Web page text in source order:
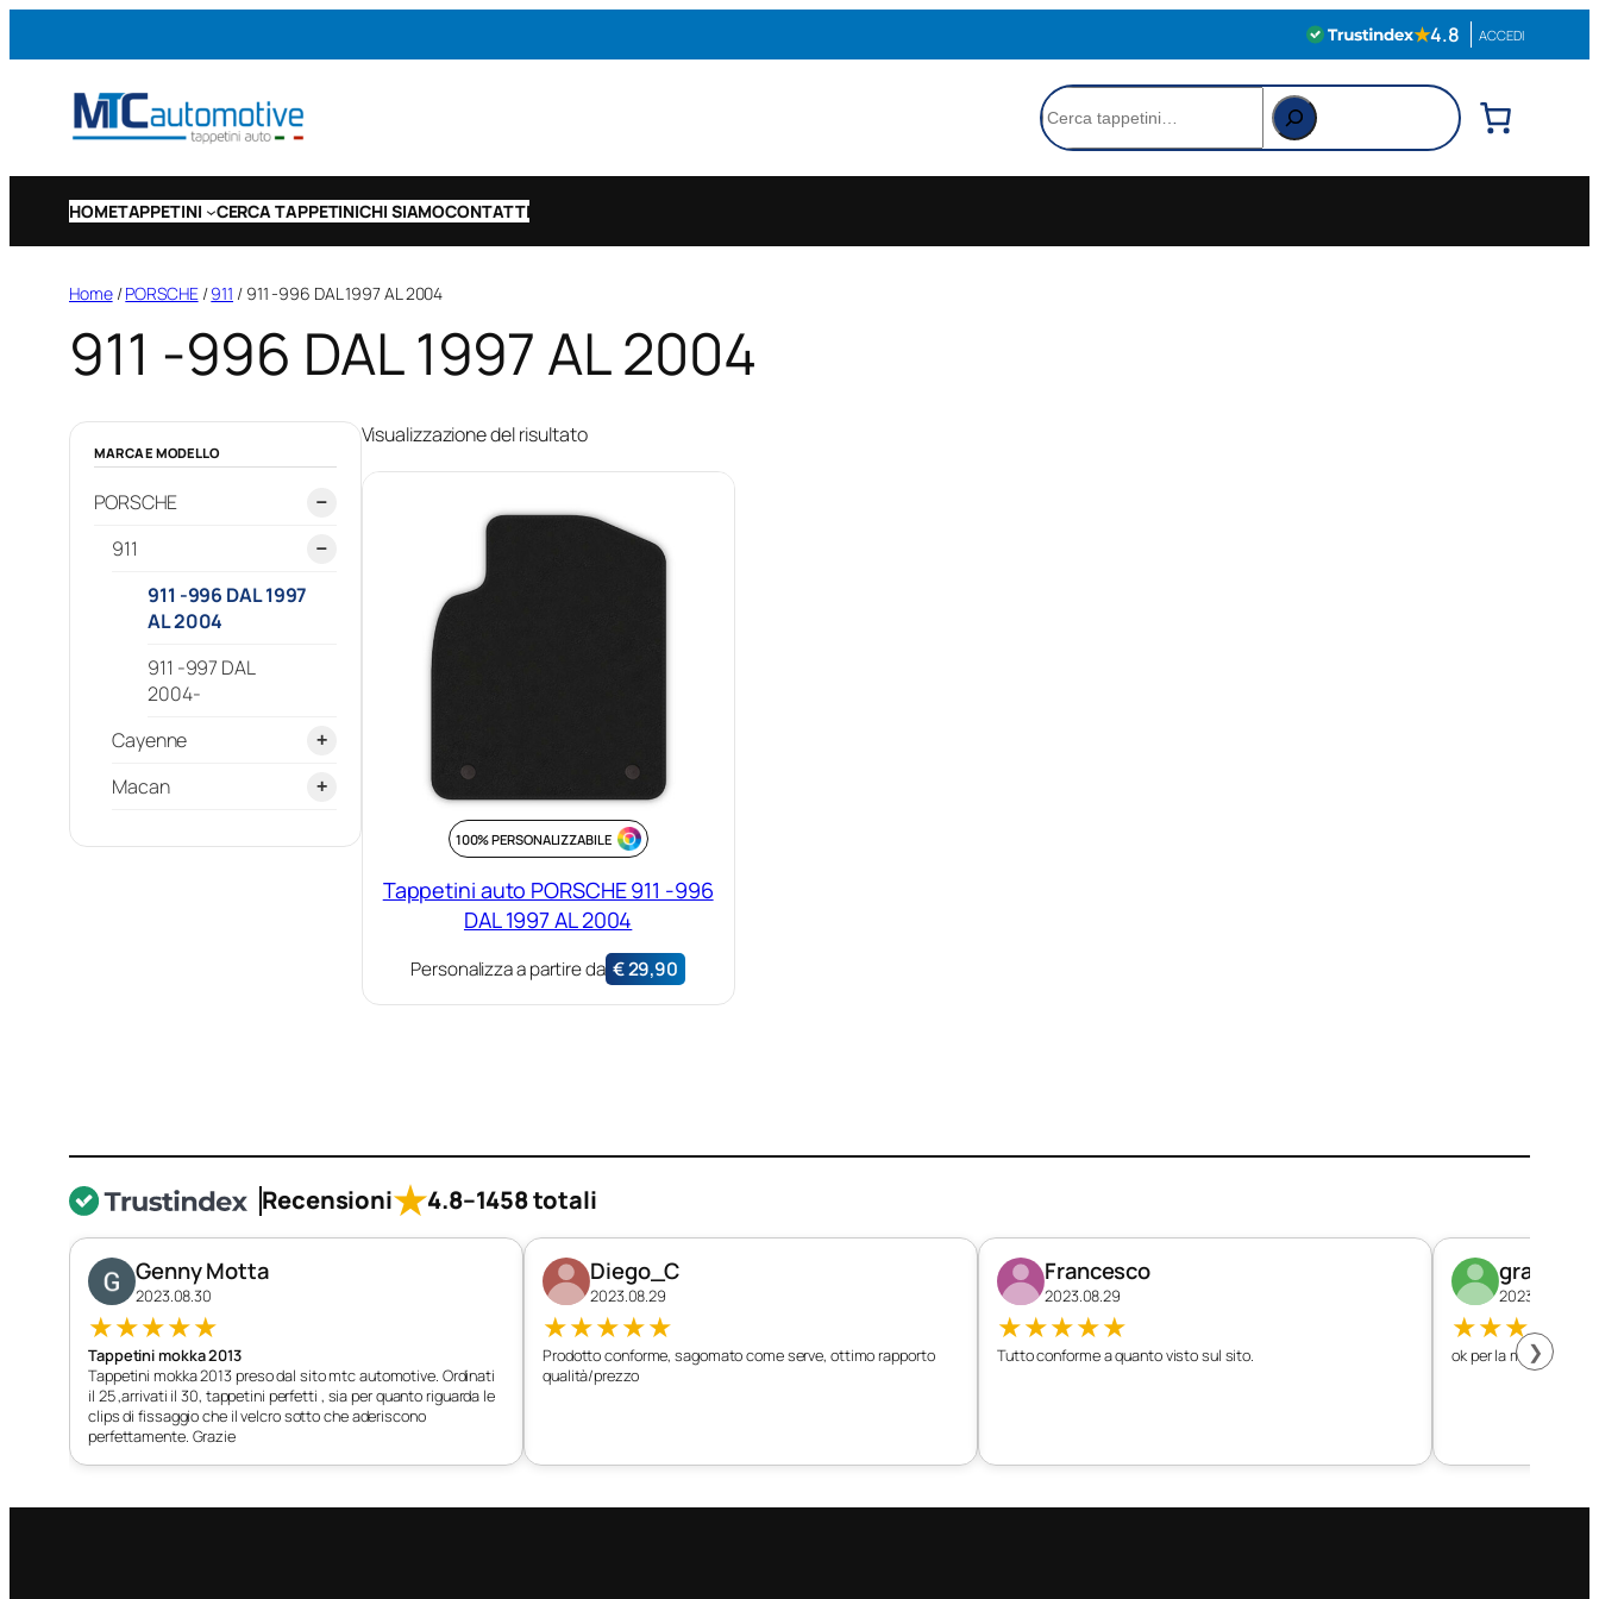
★4.8 ACCEDI
Cerca
HOMETAPPETINI CERCA TAPPETINICHI SIAMOCONTATTI
Home/PORSCHE/911 / 911 -996 DAL 1997 AL 2004
911 -996 DAL 1997 AL 2004
MARCA E MODELLO
−
PORSCHE
−
911
911 -996 DAL 1997
AL 2004
911 -997 DAL
2004-
+
Cayenne
al 2010
Cayenne II 2010-
+
Macan
2023
Visualizzazione del risultato
100% PERSONALIZZABILE
Tappetini auto PORSCHE 911 -996
DAL 1997 AL 2004
Personalizza a partire da €29,90
Recensioni★4.8–1458 totali
Genny Motta
2023.08.30
★★★★★
Tappetini mokka 2013
Tappetini mokka 2013 preso dal sito mtc automotive. Ordinati
il 25 ,arrivati il 30, tappetini perfetti , sia per quanto riguarda le
clips di fissaggio che il velcro sotto che aderiscono
perfettamente. Grazie
Diego_C
2023.08.29
★★★★★
Prodotto conforme, sagomato come serve, ottimo rapporto
qualità/prezzo
Francesco
2023.08.29
★★★★★
Tutto conforme a quanto visto sul sito.
graziano
2023.08.26
★★★★
ok per la mia vettura
❯